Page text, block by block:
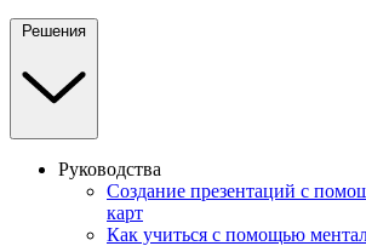
Решения
Руководства
Создание презентаций с
карт
Как учиться с помощью